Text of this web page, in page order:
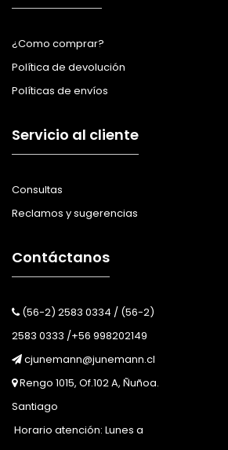
¿Como comprar?
Política de devolución
Políticas de envíos
Servicio al cliente
Consultas
Reclamos y sugerencias
Contáctanos
(56-2) 2583 0334 / (56-2)
2583 0333 /+56 998202149
cjunemann@junemann.cl
Rengo 1015, Of.102 A, Ñuñoa.
Santiago
Horario atención: Lunes a